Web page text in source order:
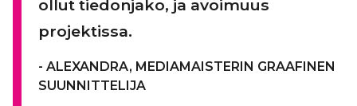
ollut tiedonjako, ja avoimuus
projektissa.
ALEXANDRA, MEDIAMAISTERIN GRAAFINEN
SUUNNITTELIJA